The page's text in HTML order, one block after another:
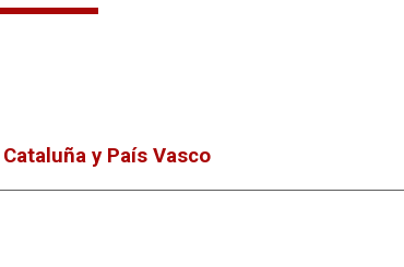
y País Vasco